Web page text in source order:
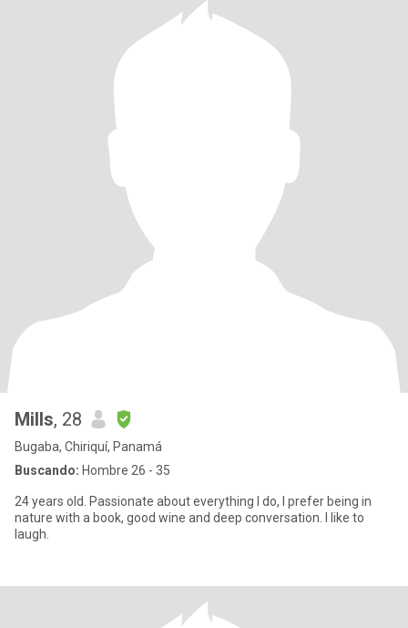
Mills, 28
Bugaba, Chiriquí, Panamá
Buscando: Hombre 26 - 35
24 years old. Passionate about everything I do, I prefer being in
nature with a book, good wine and deep conversation. I like to
laugh.